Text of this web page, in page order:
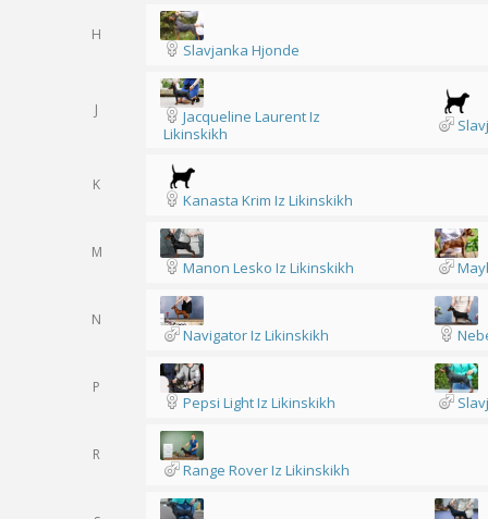
H
Slavjanka Hjonde
J
Jacqueline Laurent Iz
Likinskikh
K
Kanasta Krim Iz Likinskikh
M
Manon Lesko Iz Likinskikh
N
Navigator Iz Likinskikh
P
Pepsi Light Iz Likinskikh
R
Range Rover Iz Likinskikh